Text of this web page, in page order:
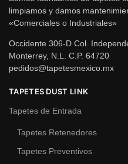
limpiamos y damos
«Comerciales o Industriales»
Occidente 306-D Col.
Monterrey, N.L. C.P. 64720
pedidos@tapetesmexico.mx
TAPETES DUST LINK
Tapetes de Entrada
Tapetes Retenedores
Tapetes Preventivos